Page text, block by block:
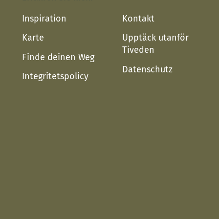
Inspiration
Karte
Finde deinen Weg
Integritetspolicy
Kontakt
Upptäck utanför
Tiveden
Datenschutz